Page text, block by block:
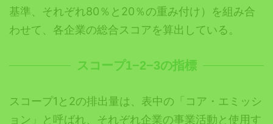
基準、それぞれ80％と20％の重み付け）を組み合
わせて、各企業の総合スコアを算出している。
スコープ1−2−3の指標
スコープ1と2の排出量は、表中の「コア・エミッシ
ョン」と呼ばれ、それぞれ企業の事業活動と使用す